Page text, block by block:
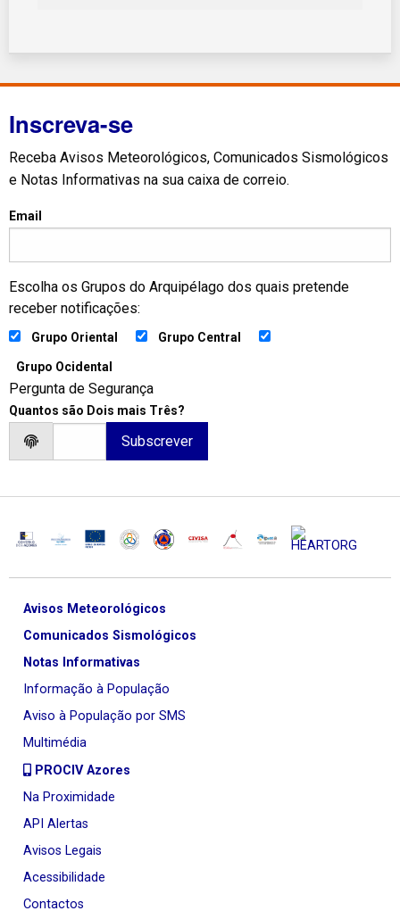
Inscreva-se
Receba Avisos Meteorológicos, Comunicados Sismológicos
e Notas Informativas na sua caixa de correio.
Email
Escolha os Grupos do Arquipélago dos quais pretende
receber notificações:
Grupo Oriental Grupo Central
Grupo Ocidental
Pergunta de Segurança
Quantos são Dois mais Três?
Avisos Meteorológicos
Comunicados Sismológicos
Notas Informativas
Informação à População
Aviso à População por SMS
Multimédia
PROCIV Azores
Na Proximidade
API Alertas
Avisos Legais
Acessibilidade
Contactos